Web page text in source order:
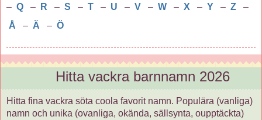
– Q – R – S – T – U – V – W – X – Y – Z
–
Å
– Ä – Ö
Hitta vackra barnnamn 2026
Hitta fina vackra söta coola favorit namn. Populära (vanliga)
namn och unika (ovanliga, okända, sällsynta, oupptäckta)